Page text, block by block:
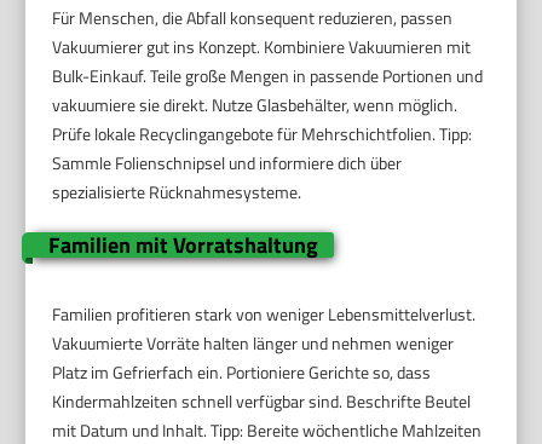
Für Menschen, die Abfall konsequent reduzieren, passen
Vakuumierer gut ins Konzept. Kombiniere Vakuumieren mit
Bulk-Einkauf. Teile große Mengen in passende Portionen und
vakuumiere sie direkt. Nutze Glasbehälter, wenn möglich.
Prüfe lokale Recyclingangebote für Mehrschichtfolien. Tipp:
Sammle Folienschnipsel und informiere dich über
spezialisierte Rücknahmesysteme.
Familien mit Vorratshaltung
Familien profitieren stark von weniger Lebensmittelverlust.
Vakuumierte Vorräte halten länger und nehmen weniger
Platz im Gefrierfach ein. Portioniere Gerichte so, dass
Kindermahlzeiten schnell verfügbar sind. Beschrifte Beutel
mit Datum und Inhalt. Tipp: Bereite wöchentliche Mahlzeiten